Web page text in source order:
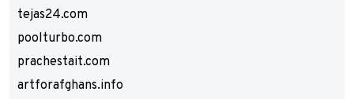
tejas24.com
poolturbo.com
prachestait.com
artforafghans.info